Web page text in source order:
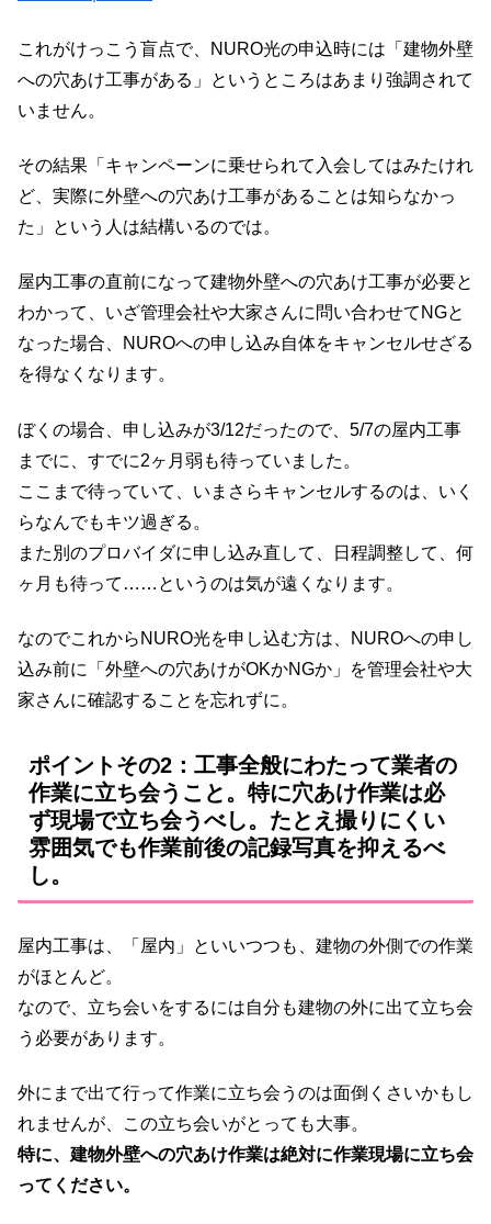
これがけっこう盲点で、NURO光の申込時には「建物外壁
への穴あけ工事がある」というところはあまり強調されて
いません。
その結果「キャンペーンに乗せられて入会してはみたけれ
ど、実際に外壁への穴あけ工事があることは知らなかっ
た」という人は結構いるのでは。
屋内工事の直前になって建物外壁への穴あけ工事が必要と
わかって、いざ管理会社や大家さんに問い合わせてNGと
なった場合、NUROへの申し込み自体をキャンセルせざる
を得なくなります。
ぼくの場合、申し込みが3/12だったので、5/7の屋内工事
までに、すでに2ヶ月弱も待っていました。
ここまで待っていて、いまさらキャンセルするのは、いく
らなんでもキツ過ぎる。
また別のプロバイダに申し込み直して、日程調整して、何
ヶ月も待って……というのは気が遠くなります。
なのでこれからNURO光を申し込む方は、NUROへの申し
込み前に「外壁への穴あけがOKかNGか」を管理会社や大
家さんに確認することを忘れずに。
ポイントその2：工事全般にわたって業者の
作業に立ち会うこと。特に穴あけ作業は必
ず現場で立ち会うべし。たとえ撮りにくい
雰囲気でも作業前後の記録写真を抑えるべ
し。
屋内工事は、「屋内」といいつつも、建物の外側での作業
がほとんど。
なので、立ち会いをするには自分も建物の外に出て立ち会
う必要があります。
外にまで出て行って作業に立ち会うのは面倒くさいかもし
れませんが、この立ち会いがとっても大事。
特に、建物外壁への穴あけ作業は絶対に作業現場に立ち会
ってください。